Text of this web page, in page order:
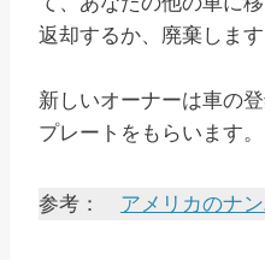
返却するか、廃棄します
新しいオーナーは車の
プレートをもらいます。
参考： アメリカのナ